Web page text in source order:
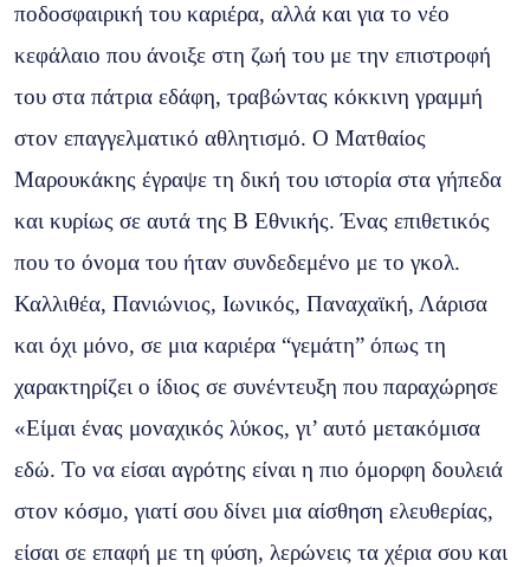
ποδοσφαιρική του καριέρα, αλλά και για το νέο
κεφάλαιο που άνοιξε στη ζωή του με την επιστροφή
του στα πάτρια εδάφη, τραβώντας κόκκινη γραμμή
στον επαγγελματικό αθλητισμό. Ο Ματθαίος
Μαρουκάκης έγραψε τη δική του ιστορία στα γήπεδα
και κυρίως σε αυτά της Β Εθνικής. Ένας επιθετικός
που το όνομα του ήταν συνδεδεμένο με το γκολ.
Καλλιθέα, Πανιώνιος, Ιωνικός, Παναχαϊκή, Λάρισα
και όχι μόνο, σε μια καριέρα “γεμάτη” όπως τη
χαρακτηρίζει ο ίδιος σε συνέντευξη που παραχώρησε
«Είμαι ένας μοναχικός λύκος, γι’ αυτό μετακόμισα
εδώ. Το να είσαι αγρότης είναι η πιο όμορφη δουλειά
στον κόσμο, γιατί σου δίνει μια αίσθηση ελευθερίας,
είσαι σε επαφή με τη φύση, λερώνεις τα χέρια σου και